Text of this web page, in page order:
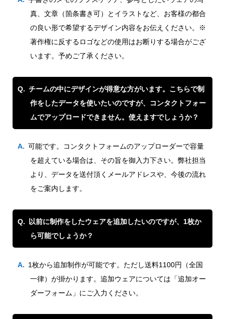
真、文章（箇条書き可）とイラストなど、お客様の都合
の良い形で希望するデザイン内容をお伝えください。※
著作権に反するロゴなどの使用はお断りする場合がござ
います。予めご了承ください。
チームの中にデザインが得意な方がいます。こちらで制
作をしたデータを使いたいのですが、コンタクトフォー
ムでアップロードできません。使えますでしょうか？
可能です。コンタクトフォームのアップローダーで容量
を超えている場合は、その旨を御入力下さい。弊社担当
より、データを送付頂くメールアドレスや、今後の流れ
をご案内します。
以前に制作をしたウェアを追加したいのですが、1枚か
ら可能でしょうか？
1枚から追加制作が可能です。ただし送料1100円（全国
一律）が掛かります。追加ウェアについては「追加オー
ダーフォーム」にご入力ください。